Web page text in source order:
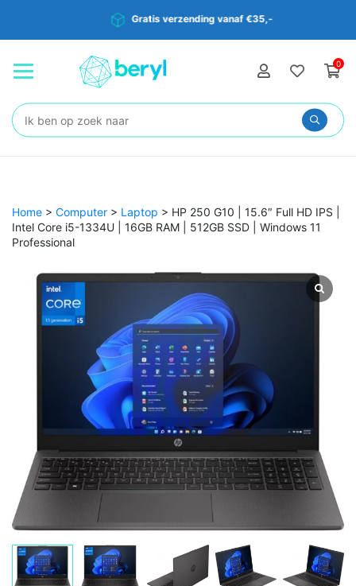
Gratis verzending vanaf €35,-
0
Zoeken:
Home > Computer > Laptop > HP 250 G10 | 15.6″ Full HD IPS |
Intel Core i5-1334U | 16GB RAM | 512GB SSD | Windows 11
Professional